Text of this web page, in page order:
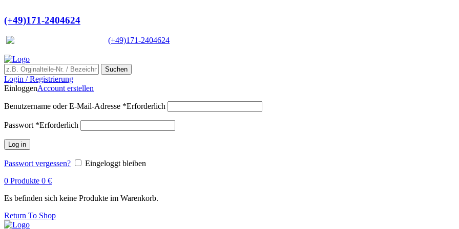
(+49)171-2404624
(+49)171-2404624
Suchen
Login / Registrierung
EinloggenAccount erstellen
Benutzername oder E-Mail-Adresse *Erforderlich
Passwort *Erforderlich
Log in
Passwort vergessen?
Eingeloggt bleiben
0 Produkte 0 €
Es befinden sich keine Produkte im Warenkorb.
Return To Shop